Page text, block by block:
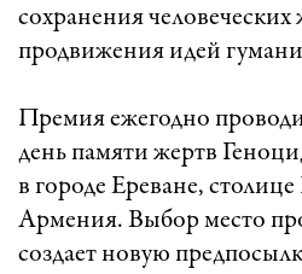
сохранения
продвижения идей
Премия ежегодно
день памяти жертв
в городе Ереване,
Армения. Выбор место
создает новую